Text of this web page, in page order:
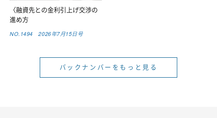
〈融資先との金利引上げ交渉の
進め方
NO.1494 2026年7月15日号
バックナンバーをもっと見る